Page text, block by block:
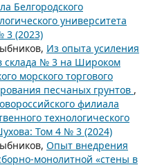
Белгородского
университета
3 (2023)
Из опыта усиления
склада № 3 на Широком
морского торгового
песчаных грунтов ,
филиала
технологического
Том 4 № 3 (2024)
Опыт внедрения
монолитной «стены в